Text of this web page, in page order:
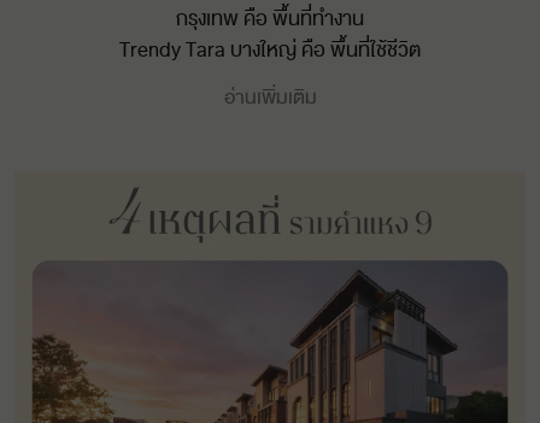
กรุงเทพ คือ พื้นที่ทำงาน
Trendy Tara บางใหญ่ คือ พื้นที่ใช้ชีวิต
อ่านเพิ่มเติม